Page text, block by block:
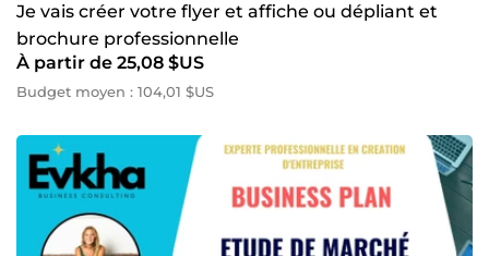
Je vais créer votre flyer et affiche ou dépliant et
brochure professionnelle
À partir de 25,08 $US
Budget moyen : 104,01 $US